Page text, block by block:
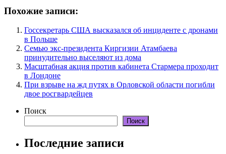
Похожие записи:
Госсекретарь США высказался об инциденте с дронами
в Польше
Семью экс-президента Киргизии Атамбаева
принудительно выселяют из дома
Масштабная акция против кабинета Стармера проходит
в Лондоне
При взрыве на жд путях в Орловской области погибли
двое росгвардейцев
Поиск
Поиск
Последние записи